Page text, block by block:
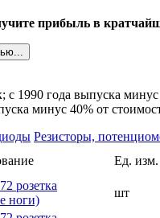
прибыль в
c 1990 года выпуска минус
минус 40% от
Резисторы,
Ед. изм.
розетка
ноги)
шт